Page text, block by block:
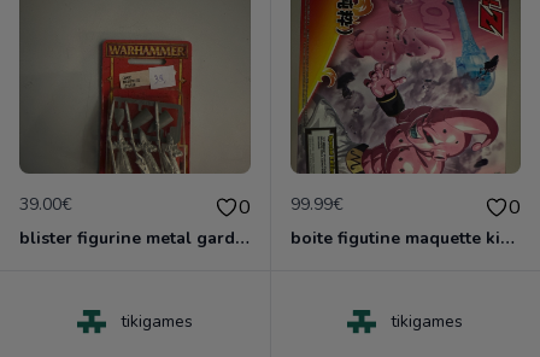
39.00€ 0
blister figurine metal garde laritime lothern gamesworshop neuf blister
99.99€ 0
boite figutine maquette kid buu dragonball z neuf
tikigames tikigames